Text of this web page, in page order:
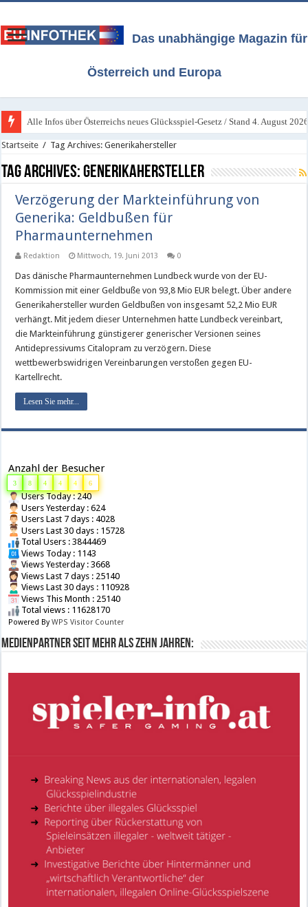
Das unabhängige Magazin für
Österreich und Europa
Alle Infos über Österreichs neues Glücksspiel-Gesetz / Stand 4. August
Startseite / Tag Archives: Generikahersteller
Tag Archives:Generikahersteller
Verzögerung der Markteinführung von
Generika: Geldbußen für
Pharmaunternehmen
Redaktion Mittwoch, 19. Juni 2013 0
Das dänische Pharmaunternehmen Lundbeck wurde von der EU-
Kommission mit einer Geldbuße von 93,8 Mio EUR belegt. Über andere
Generikahersteller wurden Geldbußen von insgesamt 52,2 Mio EUR
verhängt. Mit jedem dieser Unternehmen hatte Lundbeck vereinbart,
die Markteinführung günstigerer generischer Versionen seines
Antidepressivums Citalopram zu verzögern. Diese
wettbewerbswidrigen Vereinbarungen verstoßen gegen EU-
Kartellrecht.
Lesen Sie mehr...
Anzahl der Besucher
3 8 4 4 4 6
Users Today : 240
Users Yesterday : 624
Users Last 7 days : 4028
Users Last 30 days : 15728
Total Users : 3844469
Views Today : 1143
Views Yesterday : 3668
Views Last 7 days : 25140
Views Last 30 days : 110928
Views This Month : 25140
Total views : 11628170
Powered ByWPS Visitor Counter
Medienpartner seit mehr als zehn Jahren: